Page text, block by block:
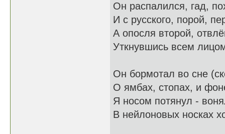
Он распалился, гад,
И с русского, порой,
А опосля второй,
Уткнувшись всем
Он бормотал во сне
О ямбах, стопах, и
Я носом потянул -
В нейлоновых носках